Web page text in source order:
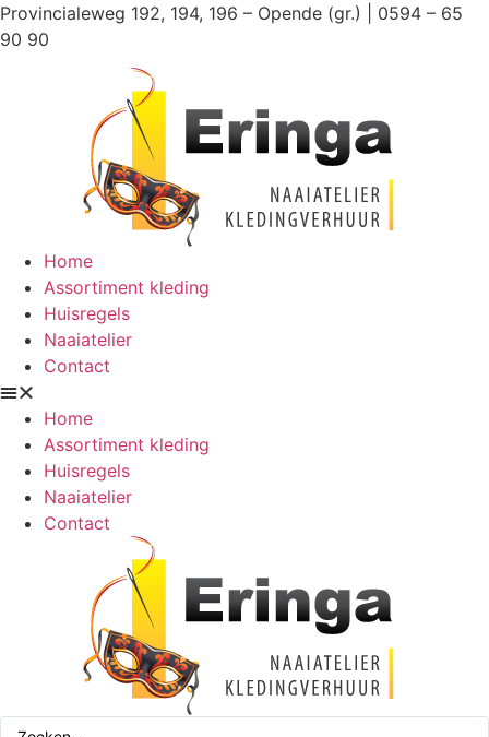
Ga
naar
Provincialeweg 192, 194, 196 – Opende (gr.) | 0594 – 65
90 90
Home
Assortiment kleding
Huisregels
Naaiatelier
Contact
Home
Assortiment kleding
Huisregels
Naaiatelier
Contact
Search